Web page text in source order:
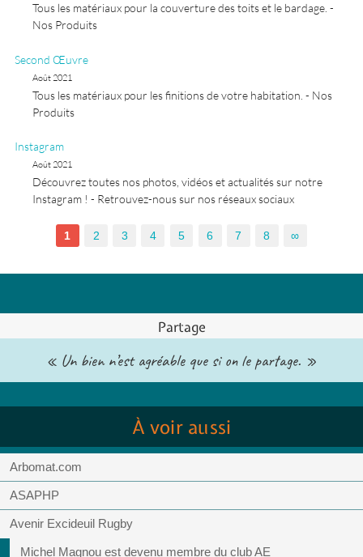
Tous les matériaux pour la couverture des toits et le bardage. -
Nos Produits
Second Œuvre
Août 2021
Tous les matériaux pour les finitions de votre habitation. - Nos
Produits
Instagram
Août 2021
Découvrez toutes nos photos, vidéos et actualités sur notre
Instagram ! - Retrouvez-nous sur nos réseaux sociaux
1 2 3 4 5 6 7 8 ∞
Partage
« Un bien n’est agréable que si on le partage. »
À voir aussi
Arbomat.com
ASAPHP
Avenir Excideuil Rugby
Michel Magnou est devenu membre du club AE